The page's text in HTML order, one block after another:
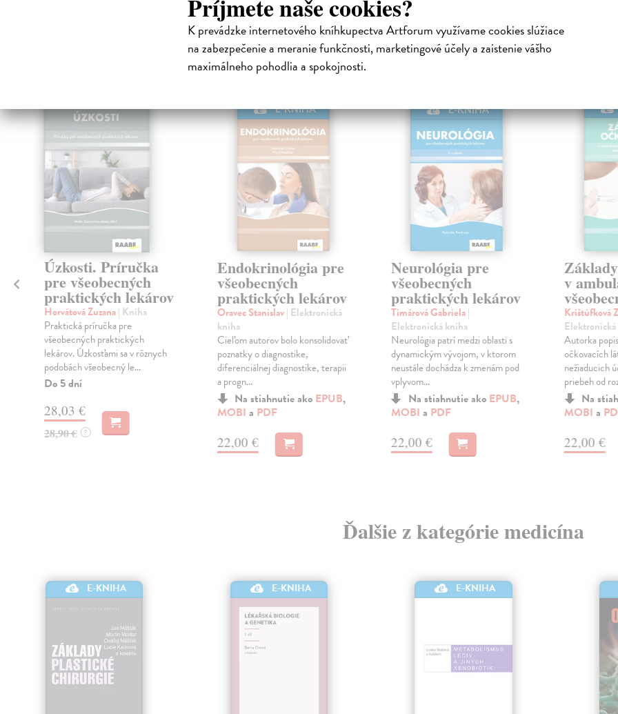
Príjmete naše cookies?
K prevádzke internetového kníhkupectva Artforum využívame cookies slúžiace
na zabezpečenie a meranie funkčnosti, marketingové účely a zaistenie vášho
maximálneho pohodlia a spokojnosti.Čitatelia s podobným vkusom si kúpili
Úzkosti. Príručka
pre všeobecných
praktických lekárov
Horvátová Zuzana| Kniha
Praktická príručka pre
všeobecných praktických
lekárov. Úzkosťami sa v rôznych
podobách všeobecný le...
Do 5 dní
28,03 €
28,90 € ?
E-KNIHA
Endokrinológia pre
všeobecných
praktických lekárov
Oravec Stanislav| Elektronická
kniha
Cieľom autorov bolo konsolidovať
poznatky o diagnostike,
diferenciálnej diagnostike, terapii
a progn...
Na stiahnutie ako EPUB,
MOBI a PDF
22,00 €
E-KNIHA
Neurológia pre
všeobecných
praktických lekárov
Timárová Gabriela|
Elektronická kniha
Neurológia patrí medzi oblasti s
dynamickým vývojom, v ktorom
neustále dochádza k zmenám pod
vplyvom...
Na stiahnutie ako EPUB,
MOBI a PDF
22,00 €
v
Krištúfková
Autorka
očkovacích
nežiaducich
priebeh od
Na
MOBI a
22,00 €
Ďalšie z kategórie medicína
E-KNIHA E-KNIHA E-KNIHA